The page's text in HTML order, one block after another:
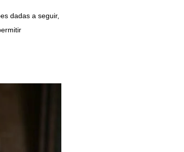
dadas a seguir,